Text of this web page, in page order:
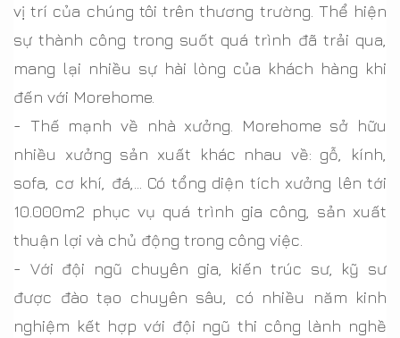
vị trí của chúng tôi trên thương trường. Thể hiện
sự thành công trong suốt quá trình đã trải qua,
mang lại nhiều sự hài lòng của khách hàng khi
đến với Morehome.
- Thế mạnh về nhà xưởng. Morehome sở hữu
nhiều xưởng sản xuất khác nhau về: gỗ, kính,
sofa, cơ khí, đá,… Có tổng diện tích xưởng lên tới
10.000m2 phục vụ quá trình gia công, sản xuất
thuận lợi và chủ động trong công việc.
- Với đội ngũ chuyên gia, kiến trúc sư, kỹ sư
được đào tạo chuyên sâu, có nhiều năm kinh
nghiệm kết hợp với đội ngũ thi công lành nghề